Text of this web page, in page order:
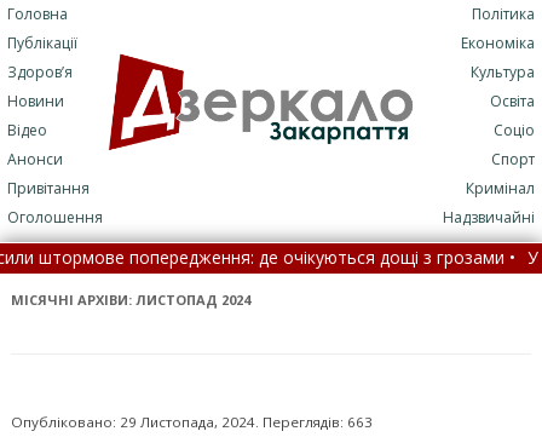
Головна
Публікації
Здоров’я
Новини
Відео
Анонси
Привітання
Оголошення
Політика
Економіка
Культура
Освіта
Соціо
Спорт
Кримінал
Надзвичайні
де очікуються дощі з грозами •
У Москві
чоловіка за підозрою у ґвалтуванні двох дівчат• В
МІСЯЧНІ АРХІВИ: ЛИСТОПАД 2024
Опубліковано: 29 Листопада, 2024. Переглядів: 663